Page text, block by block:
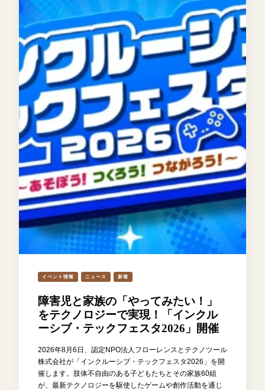
イベント情報 ニュース 新着
障害児と家族の「やってみたい！」
をテクノロジーで実現！「インクル
ーシブ・テックフェスタ2026」開催
2026年8月6日、認定NPO法人フローレンスとテクノツール
株式会社が「インクルーシブ・テックフェスタ2026」を開
催します。肢体不自由のある子どもたちとその家族60組
が、最新テクノロジーを駆使したゲームや創作活動を通じ